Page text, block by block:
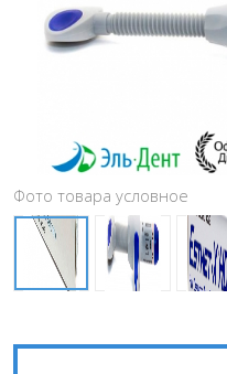
Фото товара условное